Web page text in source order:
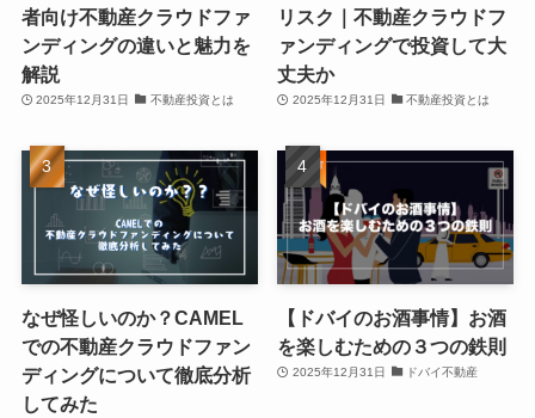
者向け不動産クラウドファ
ンディングの違いと魅力を
解説
2025年12月31日 不動産投資とは
リスク｜不動産クラウドフ
ァンディングで投資して大
丈夫か
2025年12月31日 不動産投資とは
なぜ怪しいのか？CAMEL
での不動産クラウドファン
ディングについて徹底分析
してみた
【ドバイのお酒事情】お酒
を楽しむための３つの鉄則
2025年12月31日 ドバイ不動産